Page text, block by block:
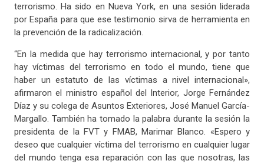
terrorismo. Ha sido en Nueva York, en una sesión liderada
por España para que ese testimonio sirva de herramienta en
la prevención de la radicalización.
“En la medida que hay terrorismo internacional, y por tanto
hay víctimas del terrorismo en todo el mundo, tiene que
haber un estatuto de las víctimas a nivel internacional»,
afirmaron el ministro español del Interior, Jorge Fernández
Díaz y su colega de Asuntos Exteriores, José Manuel García-
Margallo. También ha tomado la palabra durante la sesión la
presidenta de la FVT y FMAB, Marimar Blanco. «Espero y
deseo que cualquier víctima del terrorismo en cualquier lugar
del mundo tenga esa reparación con las que nosotras, las